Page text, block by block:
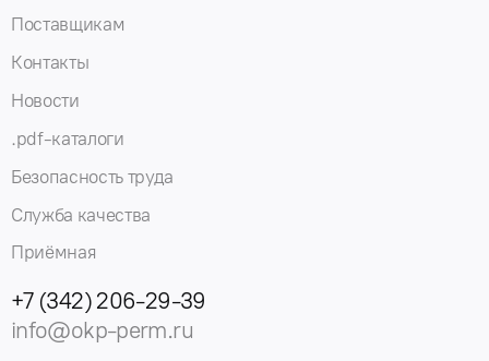
Поставщикам
Контакты
Новости
.pdf-каталоги
Безопасность труда
Служба качества
Приёмная
+7 (342) 206-29-39
info@okp-perm.ru